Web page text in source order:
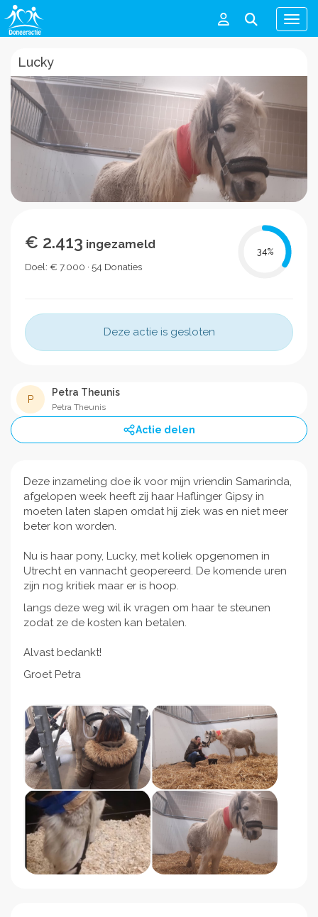
Menu
Lucky
€ 2.413 ingezameld
Doel: € 7.000 · 54 Donaties
34%
Deze actie is gesloten
P
Petra Theunis
Petra Theunis
Actie delen
Deze inzameling doe ik voor mijn vriendin Samarinda,
afgelopen week heeft zij haar Haflinger Gipsy in
moeten laten slapen omdat hij ziek was en niet meer
beter kon worden.
Nu is haar pony, Lucky, met koliek opgenomen in
Utrecht en vannacht geopereerd. De komende uren
zijn nog kritiek maar er is hoop.
langs deze weg wil ik vragen om haar te steunen
zodat ze de kosten kan betalen.
Alvast bedankt!
Groet Petra